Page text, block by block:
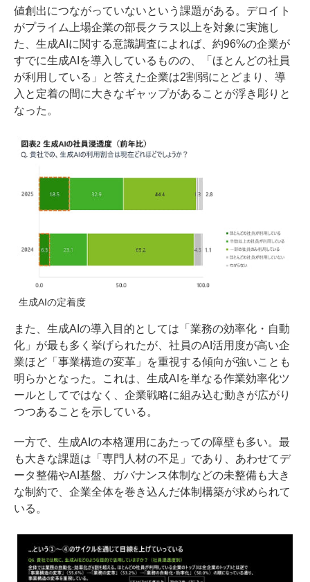
値創出につながっていないという課題がある。デロイト
がプライム上場企業の部長クラス以上を対象に実施し
た、生成AIに関する意識調査によれば、約96%の企業が
すでに生成AIを導入しているものの、「ほとんどの社員
が利用している」と答えた企業は2割弱にとどまり、導
入と定着の間に大きなギャップがあることが浮き彫りと
なった。
生成AIの定着度
また、生成AIの導入目的としては「業務の効率化・自動
化」が最も多く挙げられたが、社員のAI活用度が高い企
業ほど「事業構造の変革」を重視する傾向が強いことも
明らかとなった。これは、生成AIを単なる作業効率化ツ
ールとしてではなく、企業戦略に組み込む動きが広がり
つつあることを示している。
一方で、生成AIの本格運用にあたっての障壁も多い。最
も大きな課題は「専門人材の不足」であり、あわせてデ
ータ整備やAI基盤、ガバナンス体制などの未整備も大き
な制約で、企業全体を巻き込んだ体制構築が求められて
いる。